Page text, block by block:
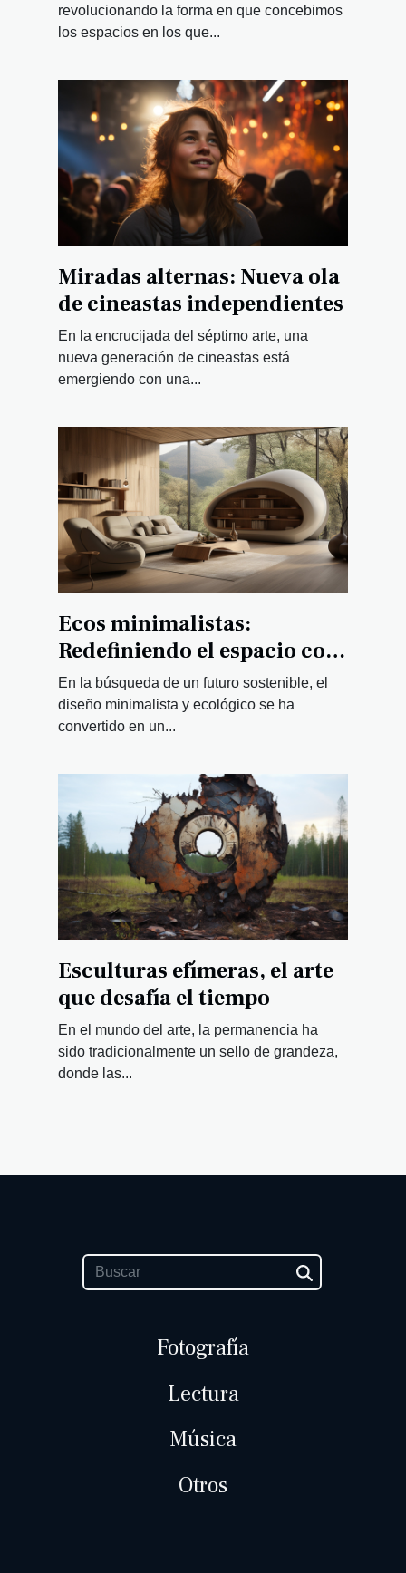
revolucionando la forma en que concebimos
los espacios en los que...
Miradas alternas: Nueva ola
de cineastas independientes
En la encrucijada del séptimo arte, una
nueva generación de cineastas está
emergiendo con una...
Ecos minimalistas:
Redefiniendo el espacio con
diseño sostenible
En la búsqueda de un futuro sostenible, el
diseño minimalista y ecológico se ha
convertido en un...
Esculturas efímeras, el arte
que desafía el tiempo
En el mundo del arte, la permanencia ha
sido tradicionalmente un sello de grandeza,
donde las...
Fotografía
Lectura
Música
Otros